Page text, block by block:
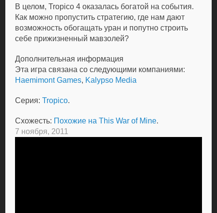
В целом, Tropico 4 оказалась богатой на события.
Как можно пропустить стратегию, где нам дают
возможность обогащать уран и попутно строить
себе прижизненный мавзолей?
Дополнительная информация
Эта игра связана со следующими компаниями:
Haemimont Games, Kalypso Media
Серия:Tropico.
Схожесть: Похожие на This War of Mine.
7 ноября, 2011